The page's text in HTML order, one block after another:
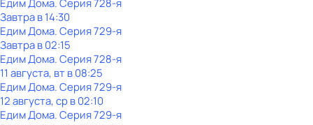
Едим Дома. Серия 728-я
Завтра в 14:30
Едим Дома. Серия 729-я
Завтра в 02:15
Едим Дома. Серия 728-я
11 августа, вт в 08:25
Едим Дома. Серия 729-я
12 августа, ср в 02:10
Едим Дома. Серия 729-я